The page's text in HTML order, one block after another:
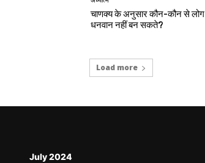
चाणक्य के अनुसार कौन-कौन से लोग
धनवान नहीं बन सकते?
Load more
July 2024